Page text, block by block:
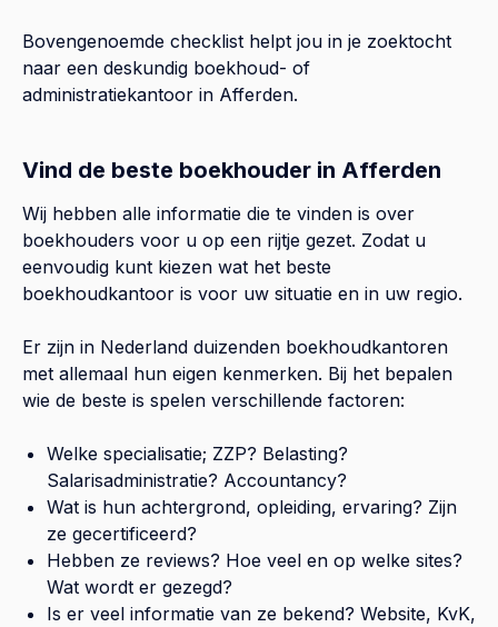
Bovengenoemde checklist helpt jou in je zoektocht
naar een deskundig boekhoud- of
administratiekantoor in Afferden.
Vind de beste boekhouder in Afferden
Wij hebben alle informatie die te vinden is over
boekhouders voor u op een rijtje gezet. Zodat u
eenvoudig kunt kiezen wat het beste
boekhoudkantoor is voor uw situatie en in uw regio.
Er zijn in Nederland duizenden boekhoudkantoren
met allemaal hun eigen kenmerken. Bij het bepalen
wie de beste is spelen verschillende factoren:
Welke specialisatie; ZZP? Belasting?
Salarisadministratie? Accountancy?
Wat is hun achtergrond, opleiding, ervaring? Zijn
ze gecertificeerd?
Hebben ze reviews? Hoe veel en op welke sites?
Wat wordt er gezegd?
Is er veel informatie van ze bekend? Website, KvK,